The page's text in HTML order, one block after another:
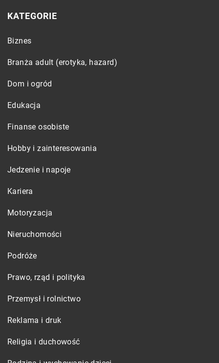
KATEGORIE
Biznes
Branża adult (erotyka, hazard)
Dom i ogród
Edukacja
Finanse osobiste
Hobby i zainteresowania
Jedzenie i napoje
Kariera
Motoryzacja
Nieruchomości
Podróże
Prawo, rząd i polityka
Przemysł i rolnictwo
Reklama i druk
Religia i duchowość